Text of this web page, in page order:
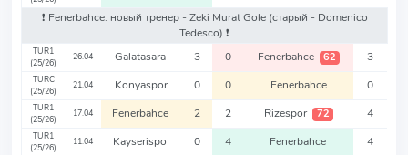
❗️ Fenerbahce: новый тренер - Zeki Murat Gole (старый - Domenico
Tedesco) ❗️
TUR1
(25/26)
26.04 Galatasara 3 0 Fenerbahce 62 3
TURC
(25/26)
21.04 Konyaspor 0 0 Fenerbahce 0
TUR1
(25/26)
17.04 Fenerbahce 2 2 Rizespor 72 4
TUR1
(25/26)
11.04 Kayserispo 0 4 Fenerbahce 4